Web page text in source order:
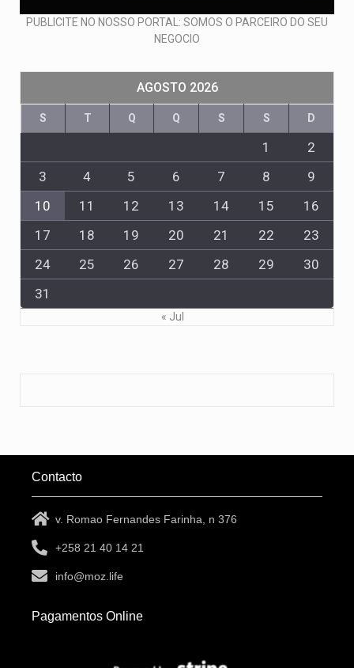
PUBLICITE NO NOSSO PORTAL: SOMOS O PARCEIRO DO SEU
NEGOCIO
AGOSTO 2026
S T Q Q S S D
1
2
3
4 5 6 7 8
9
10
11 12 13 14 15
16
17
18 19 20 21 22
23
24
25 26 27 28 29
30
31
« Jul
Contacto
v. Romao Fernandes Farinha, n 376
+258 21 40 14 21
info@moz.life
Pagamentos Online